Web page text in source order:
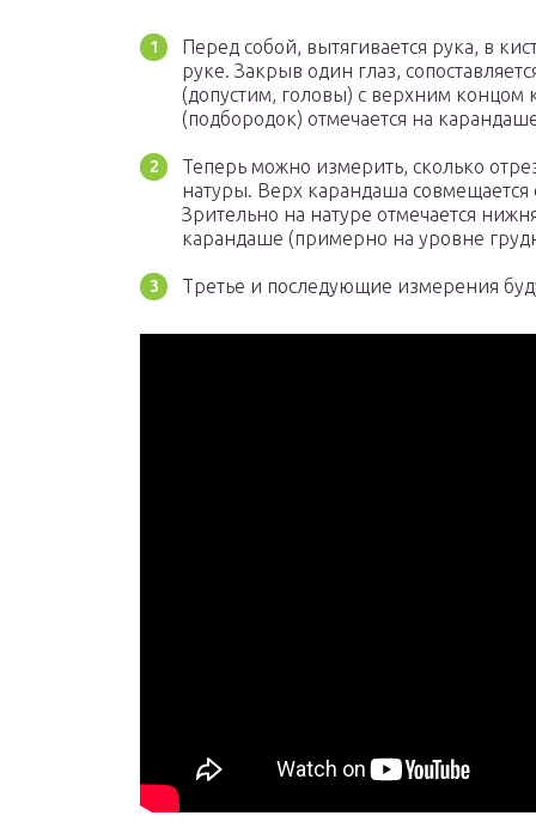
Перед собой, вытягивается рука, в
руке. Закрыв один глаз,
(допустим, головы) с верхним
(подбородок) отмечается на
Теперь можно измерить, сколько
натуры. Верх карандаша
Зрительно на натуре отмечается
карандаше (примерно на уровне
Третье и последующие измерения